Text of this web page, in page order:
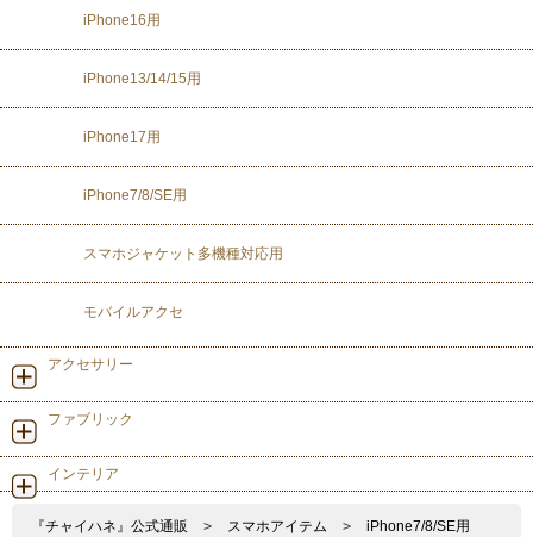
iPhone16用
iPhone13/14/15用
iPhone17用
iPhone7/8/SE用
スマホジャケット多機種対応用
モバイルアクセ
アクセサリー
ファブリック
インテリア
『チャイハネ』公式通販 > スマホアイテム > iPhone7/8/SE用